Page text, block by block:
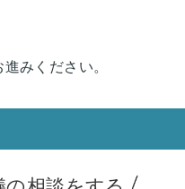
みください。